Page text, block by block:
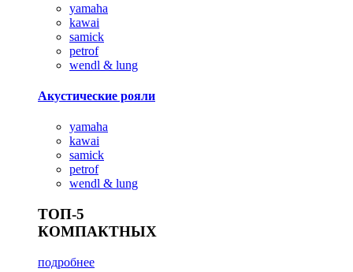
yamaha
kawai
samick
petrof
wendl & lung
Акустические рояли
yamaha
kawai
samick
petrof
wendl & lung
ТОП-5
КОМПАКТНЫХ
подробнее